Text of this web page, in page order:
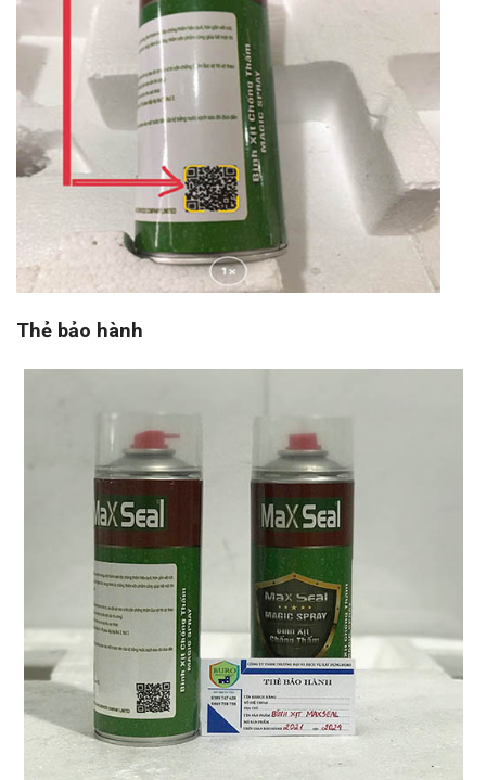
Thẻ bảo hành